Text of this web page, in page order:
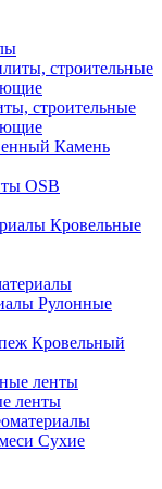
строительные
Камень
OSB
Кровельные
Рулонные
Кровельный
ленты
Сухие